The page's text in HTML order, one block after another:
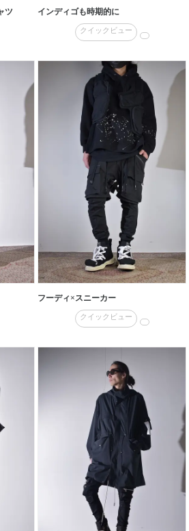
ツ インディゴも時期的に
クイックビュー
フーディ×スニーカー
クイックビュー